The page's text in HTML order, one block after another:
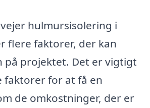
hulmursisolering i
flere faktorer, der kan
på projektet. Det er vigtigt
faktorer for at få en
de omkostninger, der er